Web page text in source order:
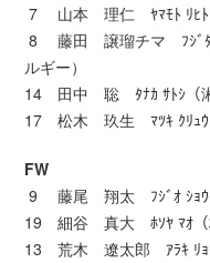
7 山本 理仁 ﾔﾏﾓﾄ ﾘﾋﾄ（
8 藤田 譲瑠チマ ﾌｼﾞﾀ ｼ
ルギー）
14 田中 聡 ﾀﾅｶ ｻﾄｼ（湘
17 松木 玖生 ﾏﾂｷ ｸﾘｭｳ
FW
9 藤尾 翔太 ﾌｼﾞｵ ｼｮｳﾀ
19 細谷 真大 ﾎｿﾔ ﾏｵ（
13 荒木 遼太郎 ｱﾗｷ ﾘｮｳ